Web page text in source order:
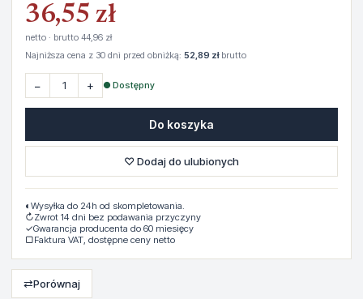
36,55 zł
netto · brutto 44,96 zł
Najniższa cena z 30 dni przed obniżką: 52,89 złbrutto
− + ● Dostępny
Do koszyka
♡ Dodaj do ulubionych
◐ Wysyłka do 24h od skompletowania.
↻Zwrot 14 dni bez podawania przyczyny
✓Gwarancja producenta do 60 miesięcy
▢Faktura VAT, dostępne ceny netto
⇄Porównaj